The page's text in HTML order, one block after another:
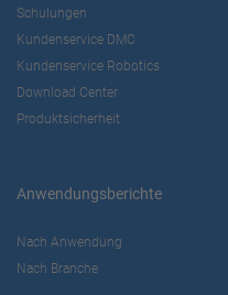
Schulungen
Kundenservice DMC
Kundenservice Robotics
Download Center
Produktsicherheit
Anwendungsberichte
Nach Anwendung
Nach Branche